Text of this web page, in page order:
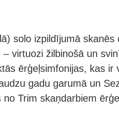
solo izpildījumā skanēs
virtuozi žilbinošā un
ērģeļsimfonijas, kas ir
gadu garumā un
no Trim skaņdarbiem